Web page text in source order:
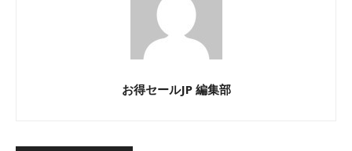
お得セールJP 編集部